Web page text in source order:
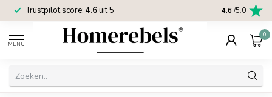
Trustpilot score: 4.6uit 5 2 jaar
4.6 /5.0
MENU
0